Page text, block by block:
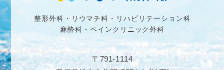
整形外科・リウマチ科・リハビリテーション科
麻酔科・ペインクリニック外科
〒791-1114